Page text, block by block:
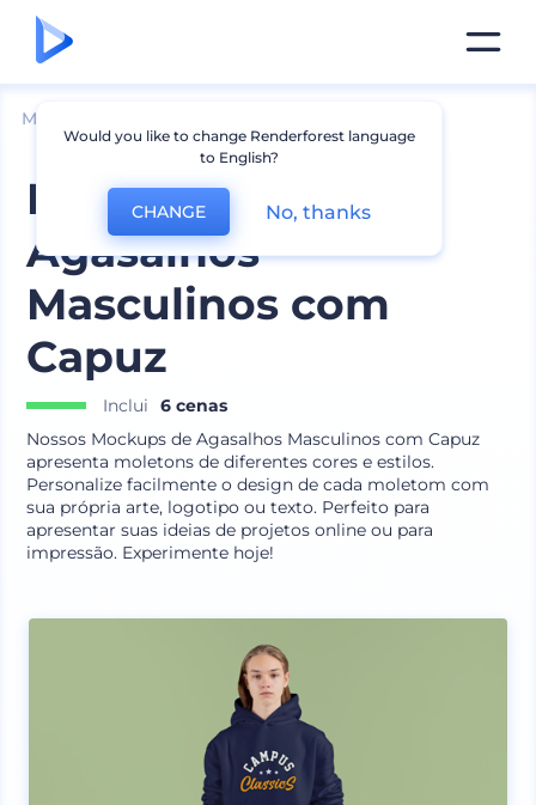
Mockups
Mockups de
Agasalhos
Masculinos com
Capuz
Inclui
6 cenas
Nossos Mockups de Agasalhos Masculinos com Capuz
apresenta moletons de diferentes cores e estilos.
Personalize facilmente o design de cada moletom com
sua própria arte, logotipo ou texto. Perfeito para
apresentar suas ideias de projetos online ou para
impressão. Experimente hoje!
Would you like to change Renderforest language
to English?
CHANGE No, thanks